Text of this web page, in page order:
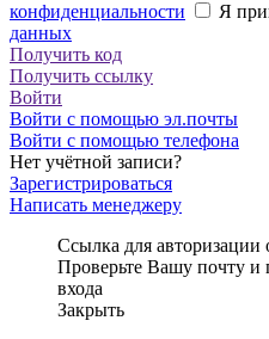
конфиденциальности
Я
данных
Получить код
Получить ссылку
Войти
Войти с помощью эл.почты
Войти с помощью телефона
Нет учётной записи?
Зарегистрироваться
Написать менеджеру
Ссылка для авторизации
Проверьте Вашу почту и
входа
Закрыть